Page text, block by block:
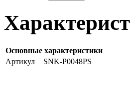
Основные характеристики
Артикул
SNK-P0048PS